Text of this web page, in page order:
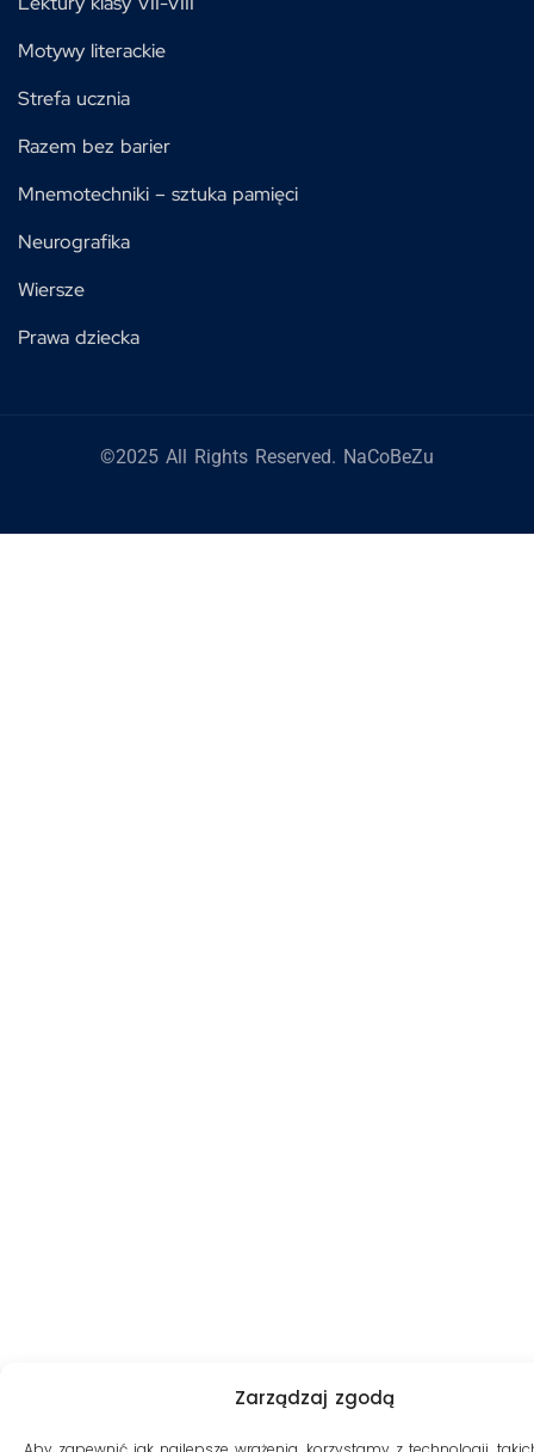
Zarządzaj zgodą
Motywy literackie
Strefa ucznia
Razem bez barier
Mnemotechniki – sztuka pamięci
Neurografika
Wiersze
Prawa dziecka
©2025 All Rights Reserved. NaCoBeZu